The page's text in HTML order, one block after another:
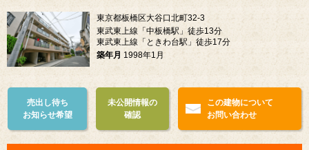
東京都板橋区大谷口北町32-3
東武東上線「中板橋駅」徒歩13分
東武東上線「ときわ台駅」徒歩17分
築年月 1998年1月
売出し待ち
お知らせ希望
未公開情報の
確認
この建物について
お問い合わせ